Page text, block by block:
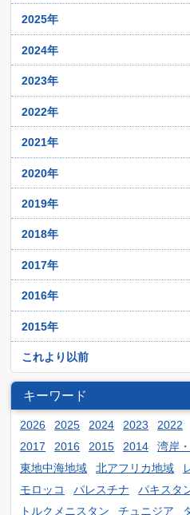
クウェイト
サウジアラビア
バハレーン
レバノン
リビア
12月
10月
8月
7月
6月
5月
4月
2月
1月
2025年
12月
10月
8月
7月
6月
4月
2月
1月
2024年
12月
10月
8月
7月
6月
5月
4月
2月
1月
2023年
12月
10月
8月
7月
6月
4月
3月
2月
1月
2022年
12月
10月
8月
7月
6月
5月
4月
3月
2月
1月
2021年
12月
10月
8月
7月
6月
5月
4月
3月
2月
1月
2020年
12月
10月
8月
7月
6月
5月
4月
3月
2月
1月
2019年
12月
10月
8月
7月
6月
5月
4月
1月
2018年
12月
10月
8月
7月
6月
4月
3月
2017年
12月
10月
8月
7月
6月
5月
4月
2016年
12月
10月
9月
8月
7月
6月
2015年
12月
11月
10月
9月
8月
6月
これより以前
キーワード
2026 2025 2024 2023 2022
2017
2016 2015 2014
湾岸
東地中海地域
北アフリカ地域
モロッコ
パレスチナ パキスタ
トルクメニスタン
チュニジア